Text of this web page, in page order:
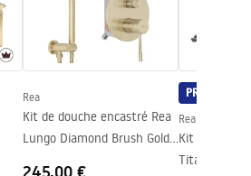
Rea
Kit de douche encastré Rea
Lungo Diamond Brush Gold
PREMIUM
Rea
Kit de
Titan